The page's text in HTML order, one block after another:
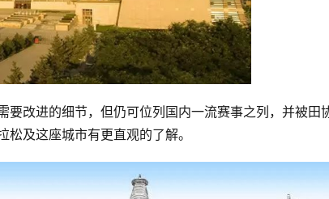
改进的细节，但仍可位列国内一流赛事之列，并被田
及这座城市有更直观的了解。